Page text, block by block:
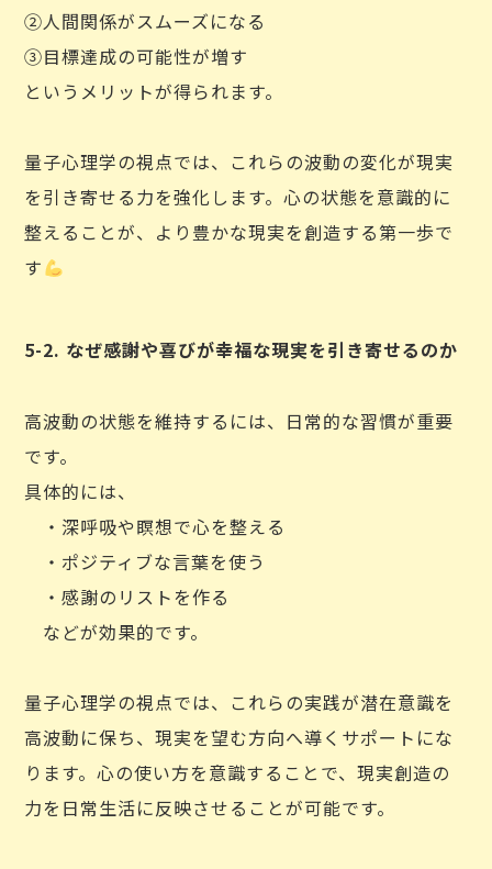
②人間関係がスムーズになる
③目標達成の可能性が増す
というメリットが得られます。
量子心理学の視点では、これらの波動の変化が現実
を引き寄せる力を強化します。心の状態を意識的に
整えることが、より豊かな現実を創造する第一歩で
す
5-2. なぜ感謝や喜びが幸福な現実を引き寄せるのか
高波動の状態を維持するには、日常的な習慣が重要
です。
具体的には、
・深呼吸や瞑想で心を整える
・ポジティブな言葉を使う
・感謝のリストを作る
などが効果的です。
量子心理学の視点では、これらの実践が潜在意識を
高波動に保ち、現実を望む方向へ導くサポートにな
ります。心の使い方を意識することで、現実創造の
力を日常生活に反映させることが可能です。